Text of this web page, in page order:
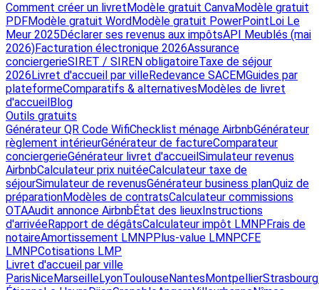
Comment créer un livret Modèle gratuit CanvaModèle gratuit
PDFModèle gratuit Word Modèle gratuit PowerPoint Loi Le
Meur 2025 Déclarer ses revenus aux impôtsAPI Meublés (mai
2026)Facturation électronique 2026Assurance
conciergerieSIRET / SIREN obligatoireTaxe de séjour
2026 Livret d'accueil par villeRedevance SACEMGuides par
plateformeComparatifs & alternatives Modèles de livret
d'accueil Blog
Outils gratuits
Générateur QR Code WifiChecklist ménage AirbnbGénérateur
règlement intérieurGénérateur de factureComparateur
conciergerieGénérateur livret d'accueil Simulateur revenus
AirbnbCalculateur prix nuitéeCalculateur taxe de
séjourSimulateur de revenusGénérateur business planQuiz de
préparationModèles de contratsCalculateur commissions
OTAAudit annonce AirbnbÉtat des lieux Instructions
d'arrivéeRapport de dégâtsCalculateur impôt LMNPFrais de
notaireAmortissement LMNPPlus-value LMNPCFE
LMNPCotisations LMP
Livret d'accueil par ville
Paris NiceMarseilleLyonToulouseNantes MontpellierStrasbourg